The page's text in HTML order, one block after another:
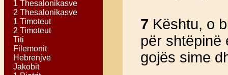
1 Thesalonikasve
2 Thesalonikasve
1 Timoteut
2 Timoteut
Titi
Filemonit
Hebrenjve
Jakobit
7 Kështu, o
për shtëpinë
gojës sime